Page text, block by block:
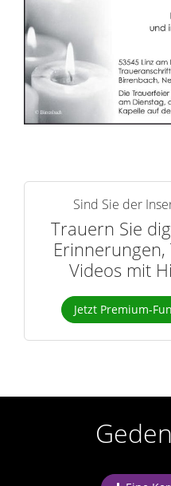
Sind Sie der
Trauern Sie
Videos mit
Jetzt Premium-